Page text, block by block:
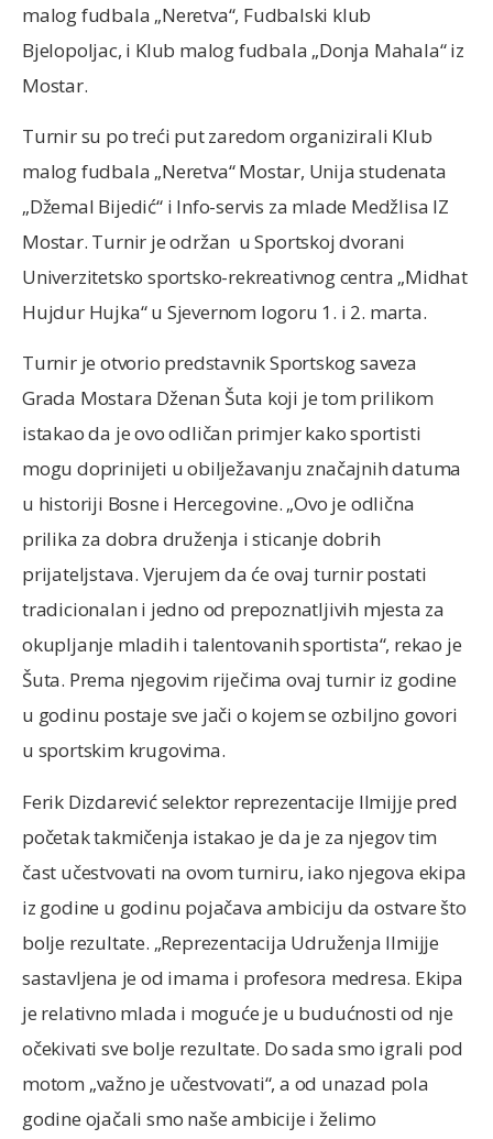
malog fudbala „Neretva“, Fudbalski klub
Bjelopoljac, i Klub malog fudbala „Donja Mahala“ iz
Mostar.
Turnir su po treći put zaredom organizirali Klub
malog fudbala „Neretva“ Mostar, Unija studenata
„Džemal Bijedić“ i Info-servis za mlade Medžlisa IZ
Mostar. Turnir je održan u Sportskoj dvorani
Univerzitetsko sportsko-rekreativnog centra „Midhat
Hujdur Hujka“ u Sjevernom logoru 1. i 2. marta.
Turnir je otvorio predstavnik Sportskog saveza
Grada Mostara Dženan Šuta koji je tom prilikom
istakao da je ovo odličan primjer kako sportisti
mogu doprinijeti u obilježavanju značajnih datuma
u historiji Bosne i Hercegovine. „Ovo je odlična
prilika za dobra druženja i sticanje dobrih
prijateljstava. Vjerujem da će ovaj turnir postati
tradicionalan i jedno od prepoznatljivih mjesta za
okupljanje mladih i talentovanih sportista“, rekao je
Šuta. Prema njegovim riječima ovaj turnir iz godine
u godinu postaje sve jači o kojem se ozbiljno govori
u sportskim krugovima.
Ferik Dizdarević selektor reprezentacije Ilmijje pred
početak takmičenja istakao je da je za njegov tim
čast učestvovati na ovom turniru, iako njegova ekipa
iz godine u godinu pojačava ambiciju da ostvare što
bolje rezultate. „Reprezentacija Udruženja Ilmijje
sastavljena je od imama i profesora medresa. Ekipa
je relativno mlada i moguće je u budućnosti od nje
očekivati sve bolje rezultate. Do sada smo igrali pod
motom „važno je učestvovati“, a od unazad pola
godine ojačali smo naše ambicije i želimo